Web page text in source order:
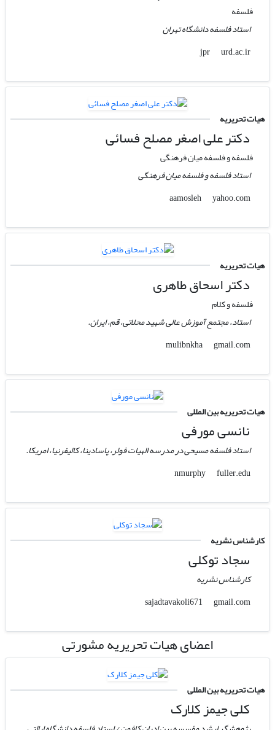
فلسفه
استاد فلسفه دانشگاه تهران
jpr
urd.ac.ir
هیات تحریریه
دکتر علی‌ اصغر مصلح فسائی
فلسفه و فلسفه میان فرهنگی
استاد فلسفه و فلسفه میان فرهنگی
aamosleh
yahoo.com
هیات تحریریه
دکتر اسحاق طاهری
فلسفه و کلام
استاد، مجتمع آموزش عالی شهید محلاتی، قم، ایران.
mulibnkha
gmail.com
هیات تحریریه بین المللی
نانسی مورفی
استاد فلسفه مسیحی در مدرسه الهیات فولر، پاسادینا، کالیفرنیا، امریکا.
nmurphy
fuller.edu
کارشناس نشریه
سجاد توکلی
کارشناس نشریه
sajadtavakoli671
gmail.com
اعضای هیات تحریریه مشورتی
هیات تحریریه بین المللی
کلی جیمز کلارک